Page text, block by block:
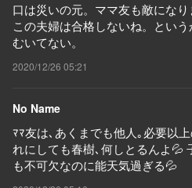
口は災いの元。ママ友も敵になり
この夫婦は合格しないね。という
むいてない。
2020/12/26 05:21
No Name
ﾏﾏ友は､あくまでも他人｡必要以
れにしても春樹､何しとるんよ💦
も不可欠なのに能天気過ぎる💦